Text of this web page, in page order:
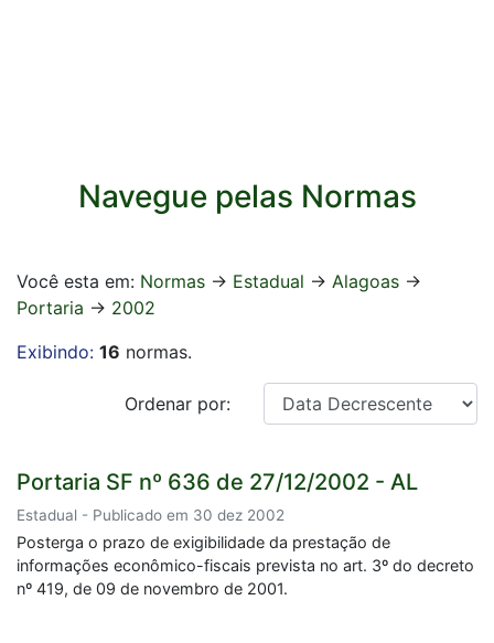
Navegue pelas Normas
Você esta em: Normas -> Estadual -> Alagoas ->
Portaria -> 2002
Exibindo: 16 normas.
Ordenar por:
Portaria SF nº 636 de 27/12/2002 - AL
Estadual - Publicado em 30 dez 2002
Posterga o prazo de exigibilidade da prestação de
informações econômico-fiscais prevista no art. 3º do decreto
nº 419, de 09 de novembro de 2001.